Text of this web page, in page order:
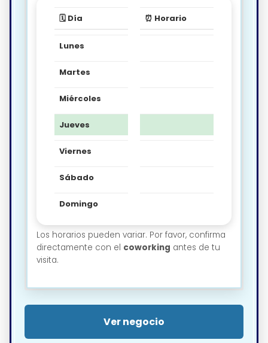
🗓️ Día ⏰ Horario
Lunes
Martes
Miércoles
Jueves
Viernes
Sábado
Domingo
Los horarios pueden variar. Por favor, confirma
directamente con el coworking antes de tu
visita.
Ver negocio